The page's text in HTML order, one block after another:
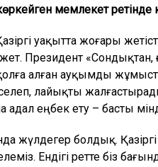
мемлекет ретінде
уақытта жоғары
Президент
алған ауқымды
лайықты
адал еңбек ету – басты
жүлдегер болдық. Қазіргі
Ендігі ретте біз